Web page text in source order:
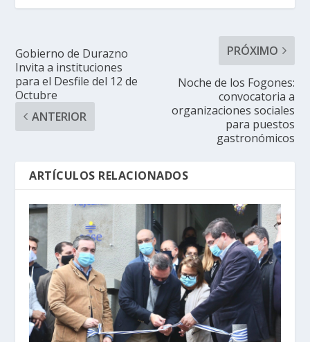
Gobierno de Durazno
Invita a instituciones
para el Desfile del 12 de
Octubre
ANTERIOR
PRÓXIMO
Noche de los Fogones:
convocatoria a
organizaciones sociales
para puestos
gastronómicos
ARTÍCULOS RELACIONADOS